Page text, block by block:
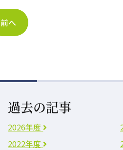
前へ
過去の記事
2026年度
2022年度